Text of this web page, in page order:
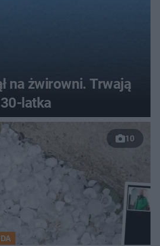
na żwirowni. Trwają
latka
10